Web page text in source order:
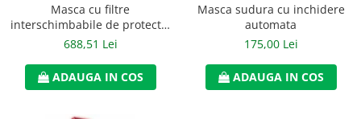
Sandale de protectie
Bocanci de protectie
Accesorii
Masca cu filtre
interschimbabile de protectie
respiratorie, 3M, art.D796
688,51 Lei
ADAUGA IN COS
Masca sudura cu inchidere
automata
175,00 Lei
ADAUGA IN COS